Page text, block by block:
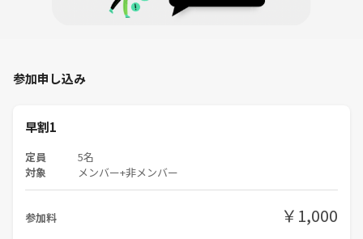
参加申し込み
早割1
定員 5名
対象 メンバー+非メンバー
参加料 ￥1,000